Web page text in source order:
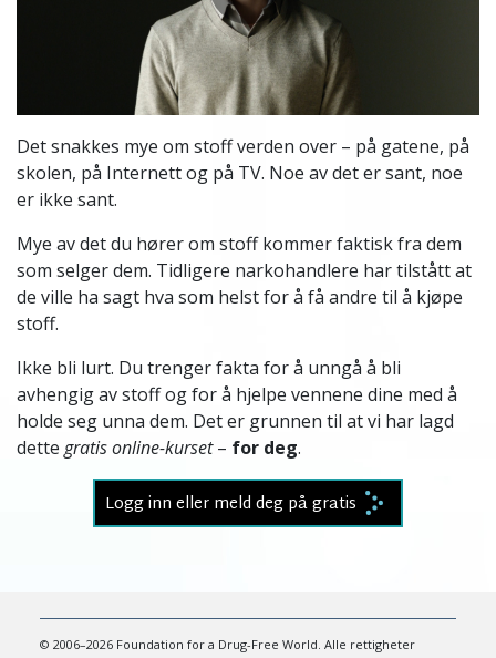
Play
Video
Det snakkes mye om stoff verden over – på gatene, på
skolen, på Internett og på TV. Noe av det er sant, noe
er ikke sant.
Mye av det du hører om stoff kommer faktisk fra dem
som selger dem. Tidligere narkohandlere har tilstått at
de ville ha sagt hva som helst for å få andre til å kjøpe
stoff.
Ikke bli lurt. Du trenger fakta for å unngå å bli
avhengig av stoff og for å hjelpe vennene dine med å
holde seg unna dem. Det er grunnen til at vi har lagd
dette gratis online-kurset– for deg.
Logg inn eller meld deg på gratis
© 2006–2026 Foundation for a Drug-Free World. Alle rettigheter